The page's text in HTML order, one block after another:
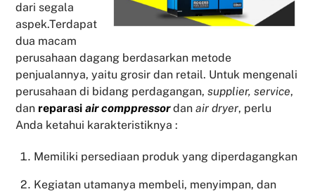
dari segala
aspek.Terdapat
dua macam
perusahaan dagang berdasarkan metode
penjualannya, yaitu grosir dan retail. Untuk mengenali
perusahaan di bidang perdagangan,supplier, service,
dan reparasiair comppressordanair dryer, perlu
Anda ketahui karakteristiknya :
Memiliki persediaan produk yang diperdagangkan
Kegiatan utamanya membeli, menyimpan, dan